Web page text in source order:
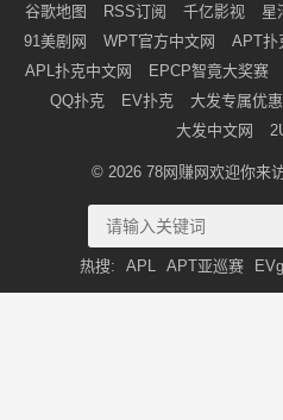
谷歌地图
RSS订阅 千亿影视 星
91美剧网
WPT官方中文网 APT扑
APL扑克中文网
EPCP智竟大奖赛
QQ扑克
EV扑克 大发专属优惠
大发中文网
© 2026 78网赚网欢迎你来
热搜: APL APT亚巡赛